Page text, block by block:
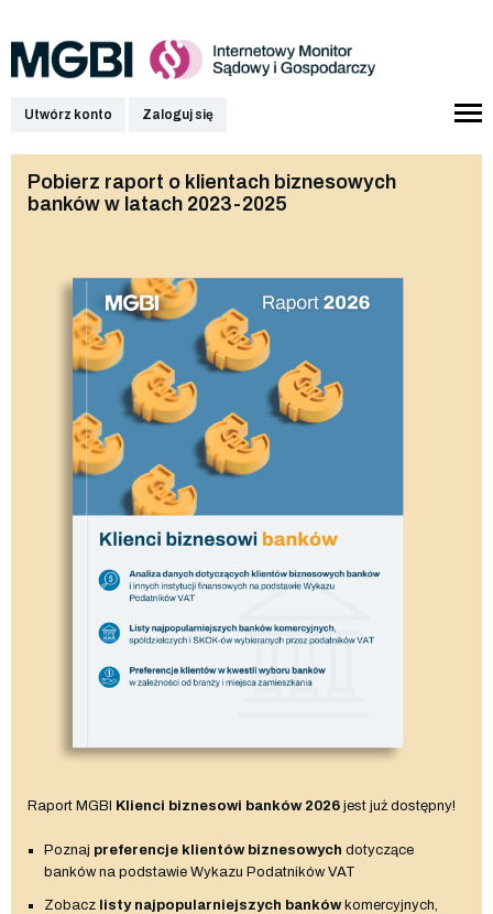
Utwórz konto Zaloguj się
Pobierz raport o klientach biznesowych
banków w latach 2023-2025
Raport MGBI Klienci biznesowi banków 2026 jest już dostępny!
Poznaj preferencje klientów biznesowych dotyczące
banków na podstawie Wykazu Podatników VAT
Zobacz listy najpopularniejszych bankówkomercyjnych,